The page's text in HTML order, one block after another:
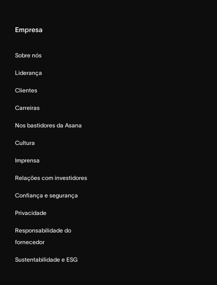
Empresa
Sobre nós
Liderança
Clientes
Carreiras
Nos bastidores da Asana
Cultura
Imprensa
Relações com investidores
Confiança e segurança
Privacidade
Responsabilidade do
fornecedor
Sustentabilidade e ESG